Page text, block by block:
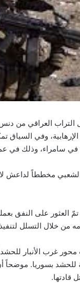
العراقي من دنس
الإرهابية، وفي
في سامراء، وذلك في
مخططاً لداعش
العثور على النفق
خلال التسلل لتنفيذ
للحشد بسوريا.
قادتها.